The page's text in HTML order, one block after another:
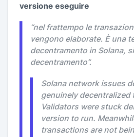
versione eseguire
“nel frattempo le
vengono elaborate. È una
decentramento in Solana,
decentramento”.
Solana network issues
genuinely decentralized
Validators were stuck
version to run.
transactions are not